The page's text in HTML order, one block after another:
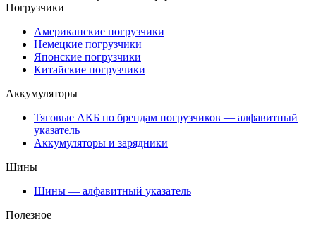
Погрузчики
Американские погрузчики
Немецкие погрузчики
Японские погрузчики
Китайские погрузчики
Аккумуляторы
Тяговые АКБ по брендам погрузчиков — алфавитный
указатель
Аккумуляторы и зарядники
Шины
Шины — алфавитный указатель
Полезное